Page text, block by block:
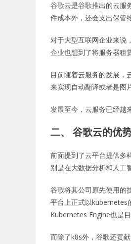
谷歌云是谷歌推出的云服
件成本外，还会支出保管
对于大型互联网企业来说
企业也想到了将服务器租
目前随着云服务的发展，
来实现自动翻译或者是图
发展至今，云服务已经越
二、 谷歌云的优
前面提到了云平台提供多
别是在大数据分析和人工
谷歌将其公司原先使用的
平台上正式以kubernetes
Kubernetes Engine也是
而除了k8s外，谷歌还贡